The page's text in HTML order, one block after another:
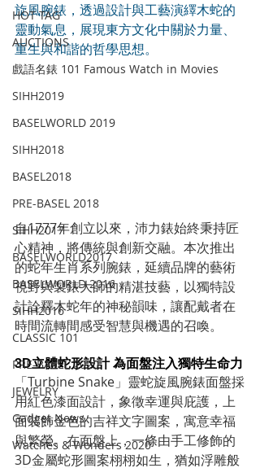
HOT TAG
AUCTIONS
戲語名錶 101 Famous Watch in Movies
SIHH2019
BASELWORLD 2019
SIHH2018
BASEL2018
PRE-BASEL 2018
SIHH2017
BASELWORLD2017
BASELWORLD 2016
SIHH2016
CLASSIC 101
PRE-BASEL 2020
JEWELRY
Gadget News
Watches & Wonders 2020
旋風腕錶，透過設計與工藝演繹木蛇的
靈動氣息，展現東方文化中關於力量、
重生與和諧的哲學思想。
自1777年創立以來，沛力錶始終秉持匠
心精神，將傳統與創新交融。本次推出
的蛇年生肖系列腕錶，延續品牌的藝術
視野與製錶大師的精湛技藝，以獨特設
計詮釋木蛇年的神秘韻味，讓配戴者在
時間流轉間感受智慧與機遇的召喚。
3D立體蛇形設計 為面盤注入獨特生命力
「Turbine Snake」靈蛇旋風腕錶面盤採
用紅色漆面設計，象徵幸運與庇護，上
面裝飾金色的吉祥文字圖案，寓意幸福
與繁榮。在面盤上，一條由手工修飾的
3D金屬蛇形圖案栩栩如生，猶如浮雕般